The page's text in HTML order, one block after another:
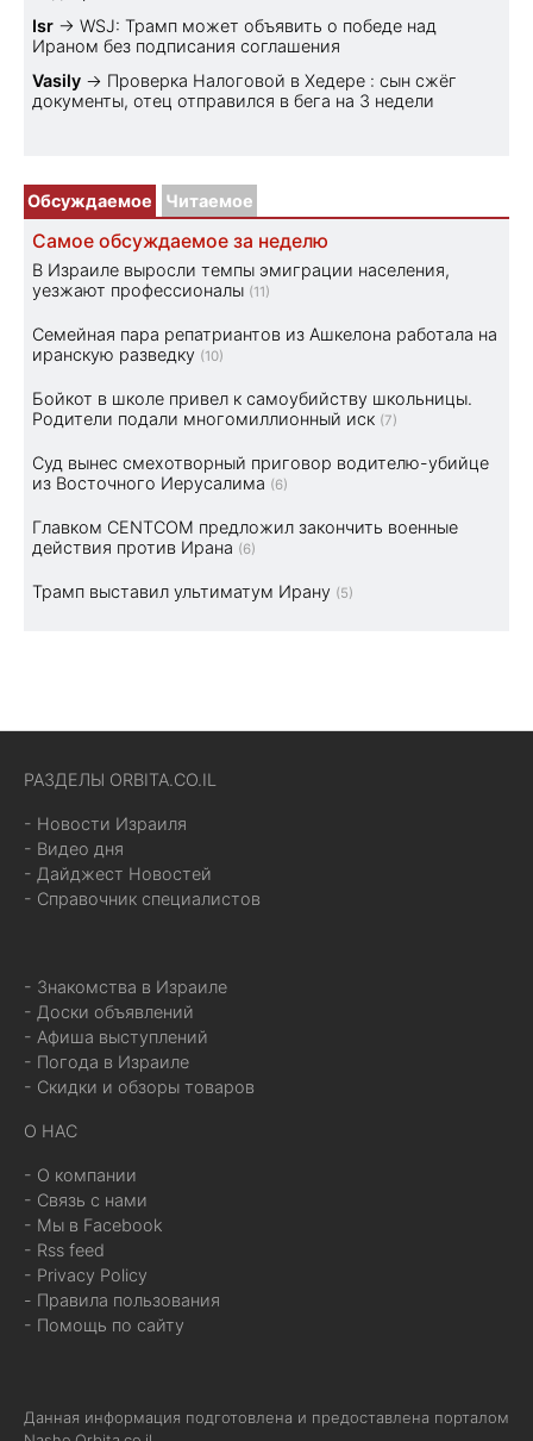
Isr → WSJ: Трамп может объявить о победе над
Ираном без подписания соглашения
Vasily → Проверка Налоговой в Хедере : сын сжёг
документы, отец отправился в бега на 3 недели
Обсуждаемое Читаемое
Самое обсуждаемое за неделю
В Израиле выросли темпы эмиграции населения,
уезжают профессионалы (11)
Семейная пара репатриантов из Ашкелона работала на
иранскую разведку (10)
Бойкот в школе привел к самоубийству школьницы.
Родители подали многомиллионный иск (7)
Суд вынес смехотворный приговор водителю-убийце
из Восточного Иерусалима (6)
Главком CENTCOM предложил закончить военные
действия против Ирана (6)
Трамп выставил ультиматум Ирану (5)
РАЗДЕЛЫ ORBITA.CO.IL
- Новости Израиля
- Видео дня
- Дайджест Новостей
- Справочник специалистов
- Знакомства в Израиле
- Доски объявлений
- Афиша выступлений
- Погода в Израиле
- Скидки и обзоры товаров
О НАС
- О компании
- Связь с нами
- Мы в Facebook
- Rss feed
- Privacy Policy
- Правила пользования
- Помощь по сайту
Данная информация подготовлена и предоставлена порталом